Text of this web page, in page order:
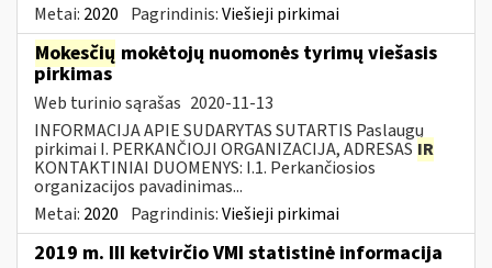
Metai: 2020 Pagrindinis:Viešieji pirkimai
Mokesčių mokėtojų nuomonės tyrimų viešasis
pirkimas
Web turinio sąrašas 2020-11-13
INFORMACIJA APIE SUDARYTAS SUTARTIS Paslaugų
pirkimai I. PERKANČIOJI ORGANIZACIJA, ADRESAS IR
KONTAKTINIAI DUOMENYS: I.1. Perkančiosios
organizacijos pavadinimas...
Metai: 2020 Pagrindinis:Viešieji pirkimai
2019 m. III ketvirčio VMI statistinė informacija